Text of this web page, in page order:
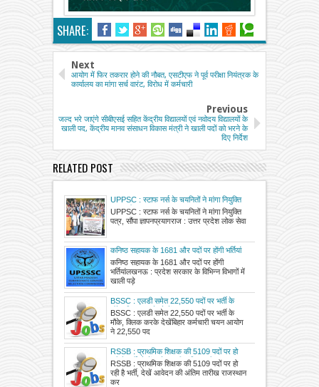
SHARE:
Next
आयोग में फिर तकरार होने की नौबत, एसटीएफ ने पूर्व परीक्षा नियंत्रक के
कार्यालय का मांगा सर्च वारंट, विरोध में कर्मचारी
Previous
जल्द भरे जाएंगे सीबीएसई सहित केंद्रीय विद्यालयों एवं नवोदय विद्यालयों के
खाली पद, केंद्रीय मानव संसाधन विकास मंत्री ने खाली पदों को भरने के
दिए निर्देश
RELATED POST
UPPSC : स्टाफ नर्स के चयनितों ने मांगा नियुक्ति
पत्र, सौंपा ज्ञापन
UPPSC : स्टाफ नर्स के चयनितों ने मांगा नियुक्ति
पत्र, सौंपा ज्ञापनप्रयागराज : उत्तर प्रदेश लोक सेवा
कनिष्ठ सहायक के 1681 और पदों पर होंगी भर्तियां
कनिष्ठ सहायक के 1681 और पदों पर होंगी
भर्तियांलखनऊ : प्रदेश सरकार के विभिन्न विभागों में
खाली पड़े
BSSC : एलडी समेत 22,550 पदों पर भर्ती के
मौके, क्लिक करके देखें
BSSC : एलडी समेत 22,550 पदों पर भर्ती के
मौके, क्लिक करके देखेंबिहार कर्मचारी चयन आयोग
ने 22,550 पद
RSSB : प्राथमिक शिक्षक की 5109 पदों पर हो
रही है भर्ती, देखें आवेदन की अंतिम तारीख
RSSB : प्राथमिक शिक्षक की 5109 पदों पर हो
रही है भर्ती, देखें आवेदन की अंतिम तारीख राजस्थान
कर